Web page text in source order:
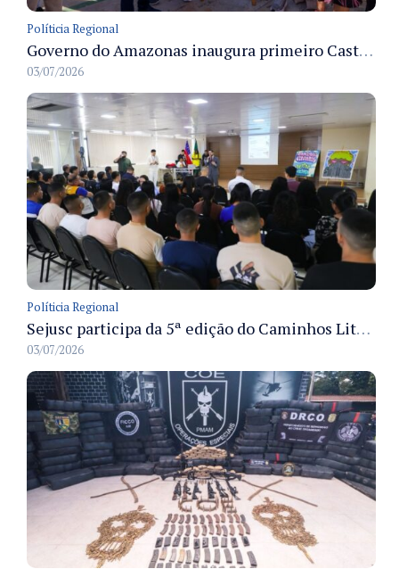
Políticia Regional
Governo do Amazonas inaugura primeiro Castramóvel Fluvial para atendimento veterinário às comunidades ribeirinhas e castração gratuita
03/07/2026
Políticia Regional
Sejusc participa da 5ª edição do Caminhos Literários com foco na cultura hip-hop nas unidades socioeducativas
03/07/2026